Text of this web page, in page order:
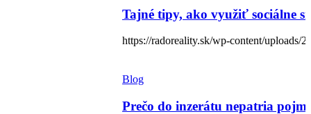
Tajné tipy, ako využiť sociálne
https://radoreality.sk/wp-content/uploads/
Blog
Prečo do inzerátu nepatria